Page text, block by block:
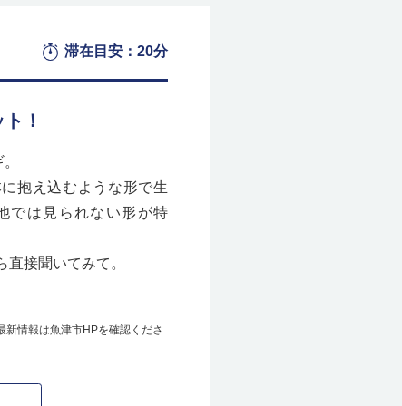
滞在目安：20分
！
抱え込むような形で生
では見られない形が特
接聞いてみて。
新情報は魚津市HPを確認くださ